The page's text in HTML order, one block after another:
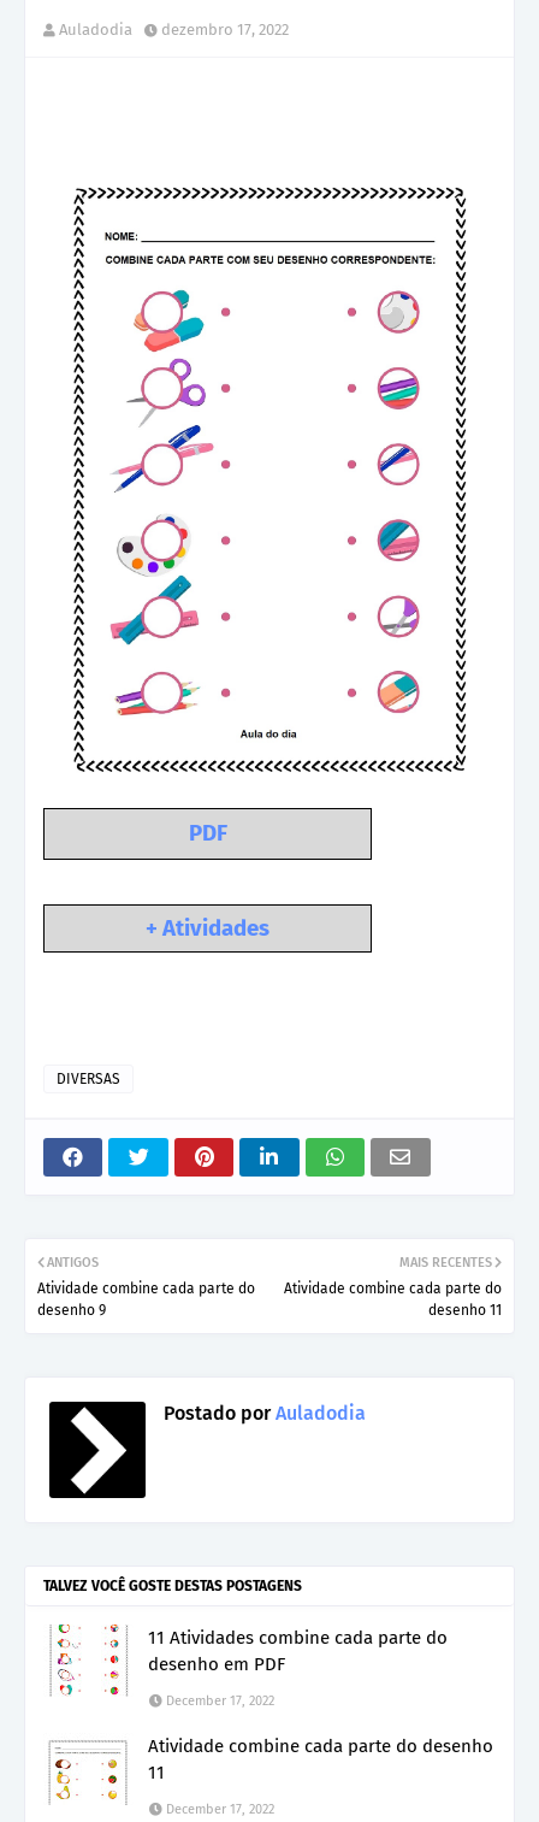
Auladodia dezembro 17, 2022
PDF
+ Atividades
DIVERSAS
MAIS RECENTES
Atividade combine cada parte do
desenho 11
ANTIGOS
Atividade combine cada parte do
desenho 9
Postado porAuladodia
TALVEZ VOCÊ GOSTE DESTAS POSTAGENS
11 Atividades combine cada parte do
desenho em PDF
December 17, 2022
Atividade combine cada parte do desenho
11
December 17, 2022